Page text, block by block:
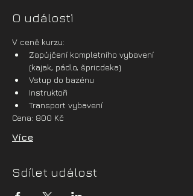
O události
V ceně kurzu:
Zapůjčení kompletního vybavení
(kajak, pádlo, špricdeka)
Vstup do bazénu
Instruktoři
Transport vybavení
Cena: 800 Kč
Více
Sdílet událost